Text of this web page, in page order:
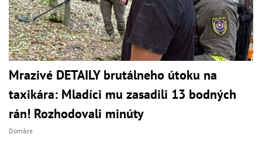
Mrazivé DETAILY brutálneho útoku na
taxikára: Mladíci mu zasadili 13 bodných
rán! Rozhodovali minúty
Domáce